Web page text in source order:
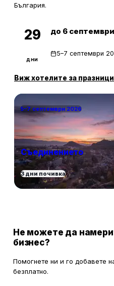
България.
29
дни
до 6 септември
5–7 септември
Виж хотелите за
5–7 септември 2026
Съединението
3 дни почивка
Не можете да
бизнес?
Помогнете ни и го добавете
безплатно.